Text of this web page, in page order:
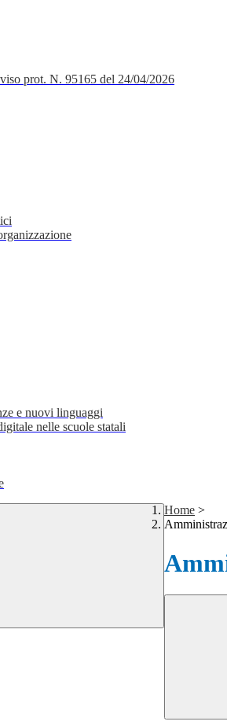
prot. N. 95165 del 24/04/2026
e nuovi linguaggi
nelle scuole statali
Home >